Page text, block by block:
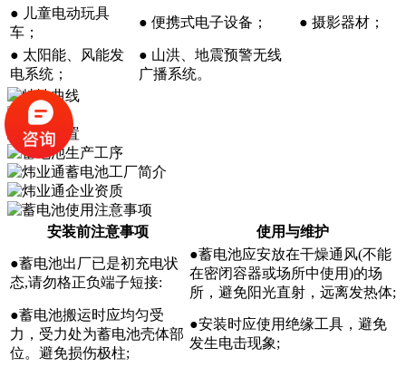
● 儿童电动玩具
车；
● 便携式电子设备； ● 摄影器材；
● 太阳能、风能发
电系统；
● 山洪、地震预警无线
广播系统。
安装前注意事项 使用与维护
●蓄电池出厂已是初充电状
态,请勿格正负端子短接:
●蓄电池应安放在干燥通风(不能
在密闭容器或场所中使用)的场
所，避免阳光直射，远离发热体;
●蓄电池搬运时应均匀受
力，受力处为蓄电池壳体部
位。避免损伤极柱;
●安装时应使用绝缘工具，避免
发生电击现象;